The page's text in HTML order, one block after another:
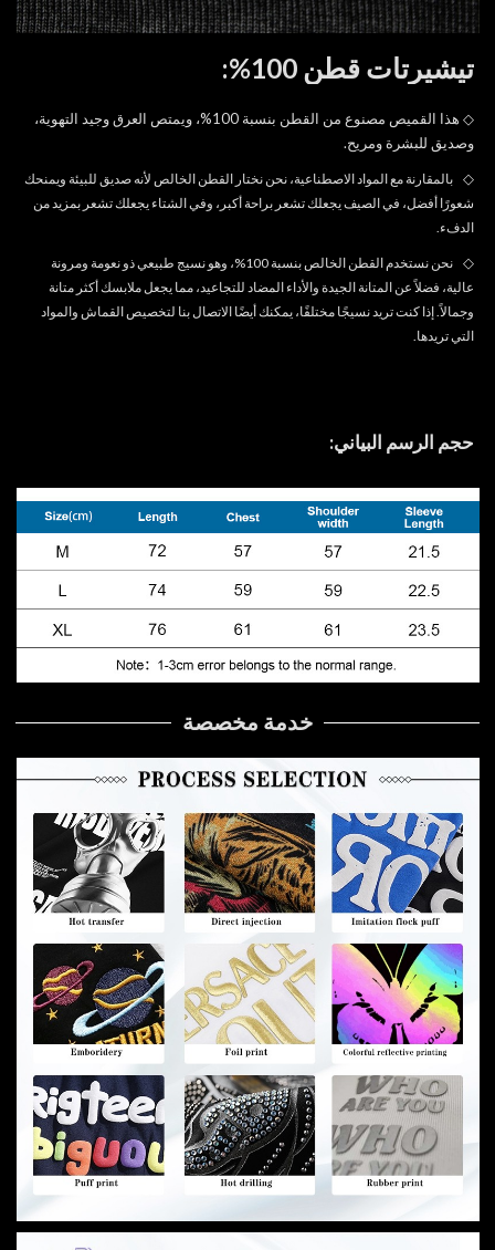
تيشيرتات قطن 100%:
◇
هذا القميص مصنوع من القطن بنسبة 100%، ويمتص العرق وجيد التهوية،
وصديق للبشرة ومريح.
◇
بالمقارنة مع المواد الاصطناعية، نحن نختار القطن الخالص لأنه صديق للبيئة ويمنحك
شعورًا أفضل، في الصيف يجعلك تشعر براحة أكبر، وفي الشتاء يجعلك تشعر بمزيد من
الدفء.
◇
نحن نستخدم القطن الخالص بنسبة 100%، وهو نسيج طبيعي ذو نعومة ومرونة
عالية، فضلاً عن المتانة الجيدة والأداء المضاد للتجاعيد، مما يجعل ملابسك أكثر متانة
وجمالاً. إذا كنت تريد نسيجًا مختلفًا، يمكنك أيضًا الاتصال بنا لتخصيص القماش والمواد
التي تريدها.
حجم الرسم البياني:
خدمة مخصصة